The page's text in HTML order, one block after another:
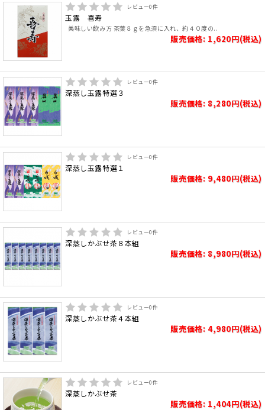
レビュー0件
玉露 喜寿
美味しい飲み方 茶葉８ｇを急須に入れ、約４０度の..
販売価格: 1,620円(税込)
レビュー0件
深蒸し玉露特選３
販売価格: 8,280円(税込)
レビュー0件
深蒸し玉露特選１
販売価格: 9,480円(税込)
レビュー0件
深蒸しかぶせ茶８本組
販売価格: 8,980円(税込)
レビュー0件
深蒸しかぶせ茶４本組
販売価格: 4,980円(税込)
レビュー0件
深蒸しかぶせ茶
販売価格: 1,404円(税込)